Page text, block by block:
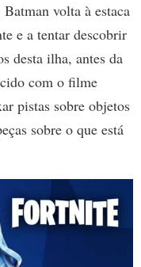
volta à estaca
e a tentar descobrir
desta ilha, antes da
com o filme
pistas sobre objetos
sobre o que está